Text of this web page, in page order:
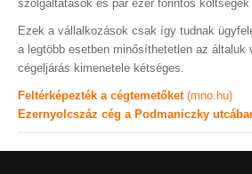
szolgáltatások és pár ezer forintos
Ezek a vállalkozások csak így tudnak
a legtöbb esetben minősíthetetlen az általuk
cégeljárás kimenetele kétséges.
Feltérképezték a cégtemetőket (mno.hu)
Ezernyolcszáz cég a Podmaniczky